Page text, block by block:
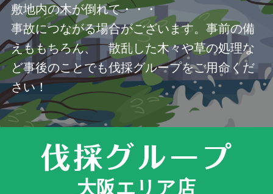
敷地内の木が倒れて・・・
事故につながる場合がございます。事前の備
えももちろん、 散乱した木々や草の処理な
ど事後のことでも伐採グループをご用命くだ
さい！
大阪エリア店